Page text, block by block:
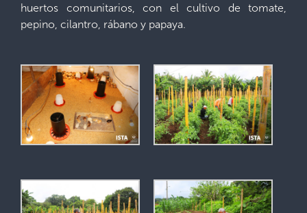
huertos comunitarios, con el cultivo de tomate,
pepino, cilantro, rábano y papaya.